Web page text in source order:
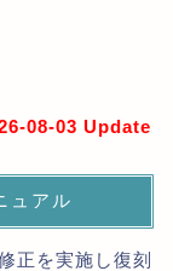
08-03 Update
ュアル
正を実施し復刻